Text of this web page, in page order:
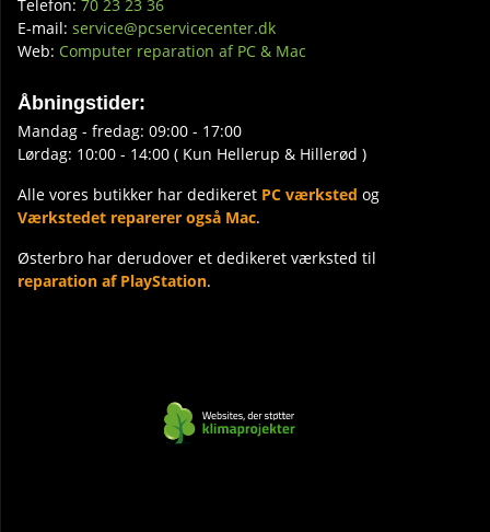
Telefon: 70 23 23 36
E-mail: service@pcservicecenter.dk
Web: Computer reparation af PC & Mac
Åbningstider:
Mandag - fredag: 09:00 - 17:00
Lørdag: 10:00 - 14:00 ( Kun Hellerup & Hillerød )
Alle vores butikker har dedikeret PC værksted og
Værkstedet reparerer også Mac.
Østerbro har derudover et dedikeret værksted til
reparation af PlayStation.